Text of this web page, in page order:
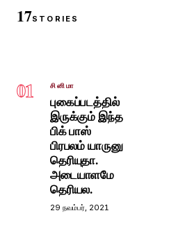
17STORIES
01 சினிமா
புகைப்படத்தில்
இருக்கும் இந்த
பிக் பாஸ்
பிரபலம் யாருனு
தெரியுதா.
அடையாளமே
தெரியல.
29 நவம்பர், 2021